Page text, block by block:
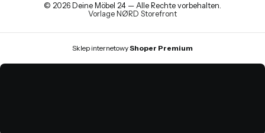
© 2026 Deine Möbel 24 — Alle Rechte vorbehalten.
Vorlage NØRD Storefront
Sklep internetowyShoper Premium